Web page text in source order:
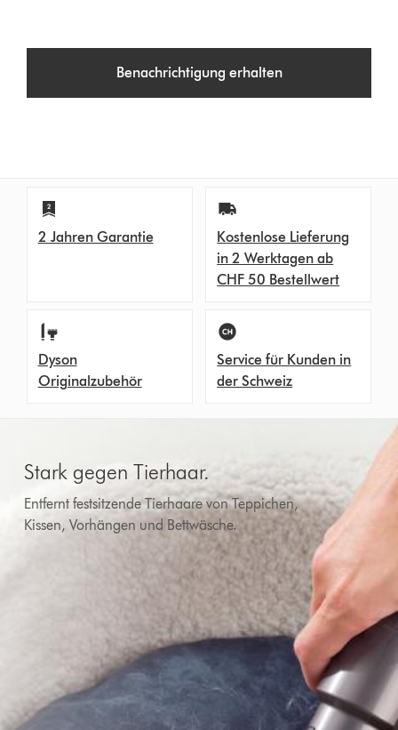
Benachrichtigung erhalten
2 Jahren Garantie
Kostenlose Lieferung
in 2 Werktagen ab
CHF 50 Bestellwert
Dyson
Originalzubehör
Service für Kunden in
der Schweiz
Stark gegen Tierhaar.
Entfernt festsitzende Tierhaare von Teppichen,
Kissen, Vorhängen und Bettwäsche.